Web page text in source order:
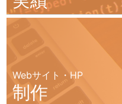
Webサイト・HP
制作